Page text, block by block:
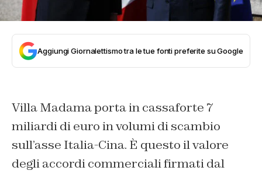
Aggiungi Giornalettismo tra le tue fonti preferite su Google
Villa Madama porta in cassaforte 7
miliardi di euro in volumi di scambio
sull’asse Italia-Cina. È questo il valore
degli accordi commerciali firmati dal